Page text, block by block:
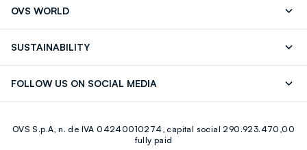
OVS WORLD
SUSTAINABILITY
FOLLOW US ON SOCIAL MEDIA
Youtube Linkedin
OVS S.p.A, n. de IVA 04240010274, capital social 290.923.470,00
fully paid